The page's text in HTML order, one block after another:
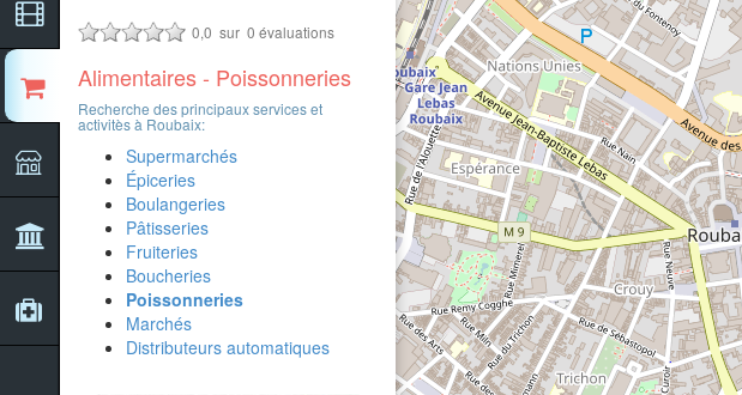
0,0 sur 0 évaluations
Alimentaires - Poissonneries
Recherche des principaux services et
activitès à Roubaix:
Supermarchés
Épiceries
Boulangeries
Pâtisseries
Fruiteries
Boucheries
Poissonneries
Marchés
Distributeurs automatiques